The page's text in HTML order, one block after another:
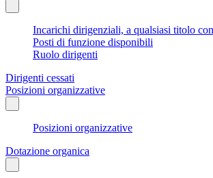
Incarichi dirigenziali, a qualsiasi titolo
Posti di funzione disponibili
Ruolo dirigenti
Dirigenti cessati
Posizioni organizzative
Posizioni organizzative
Dotazione organica